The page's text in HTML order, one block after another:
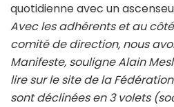
quotidienne avec un
Avec les adhérents et au
comité de direction, nous
Manifeste, souligne Alain
lire sur le site de la
sont déclinées en 3 volets